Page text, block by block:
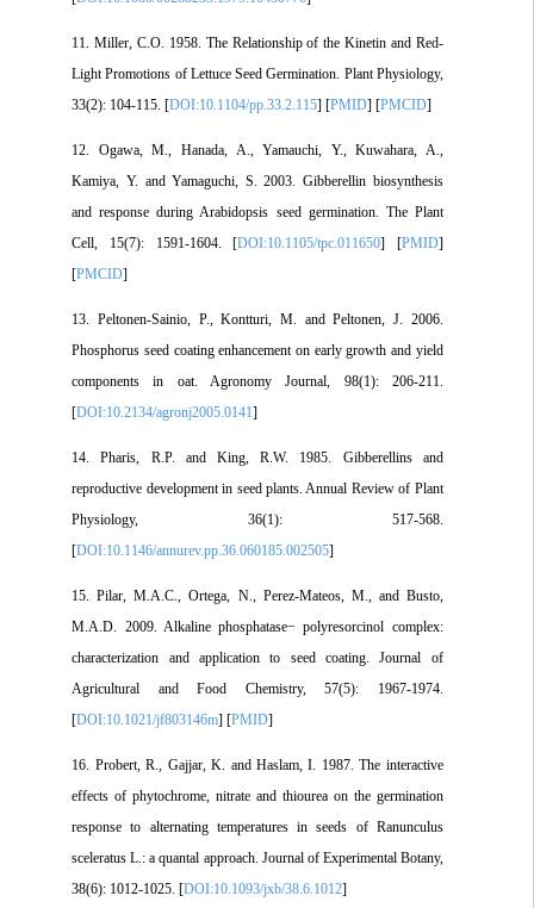
11. Miller, C.O. 1958. The Relationship of the Kinetin and Red-
Light Promotions of Lettuce Seed Germination. Plant Physiology,
33(2): 104-115. [DOI:10.1104/pp.33.2.115] [PMID] [PMCID
12. Ogawa, M., Hanada, A., Yamauchi, Y., Kuwahara, A.,
Kamiya, Y. and Yamaguchi, S. 2003. Gibberellin biosynthesis
and response during Arabidopsis seed germination. The Plant
Cell, 15(7): 1591-1604. [DOI:10.1105/tpc.011650 ] [PMID
[PMCID
13. Peltonen-Sainio, P., Kontturi, M. and Peltonen, J. 2006.
Phosphorus seed coating enhancement on early growth and yield
components in oat. Agronomy Journal, 98(1): 206-211.
[DOI:10.2134/agronj2005.0141
14. Pharis, R.P. and King, R.W. 1985. Gibberellins and
reproductive development in seed plants. Annual Review of Plant
Physiology, 36(1): 517-568.
[DOI:10.1146/annurev.pp.36.060185.002505
15. Pilar, M.A.C., Ortega, N., Perez-Mateos, M., and Busto,
M.A.D. 2009. Alkaline phosphatase− polyresorcinol complex:
characterization and application to seed coating. Journal of
Agricultural and Food Chemistry, 57(5): 1967-1974.
[DOI:10.1021/jf803146m] [PMID
16. Probert, R., Gajjar, K. and Haslam, I. 1987. The interactive
effects of phytochrome, nitrate and thiourea on the germination
response to alternating temperatures in seeds of Ranunculus
sceleratus L.: a quantal approach. Journal of Experimental Botany,
38(6): 1012-1025. [DOI:10.1093/jxb/38.6.1012